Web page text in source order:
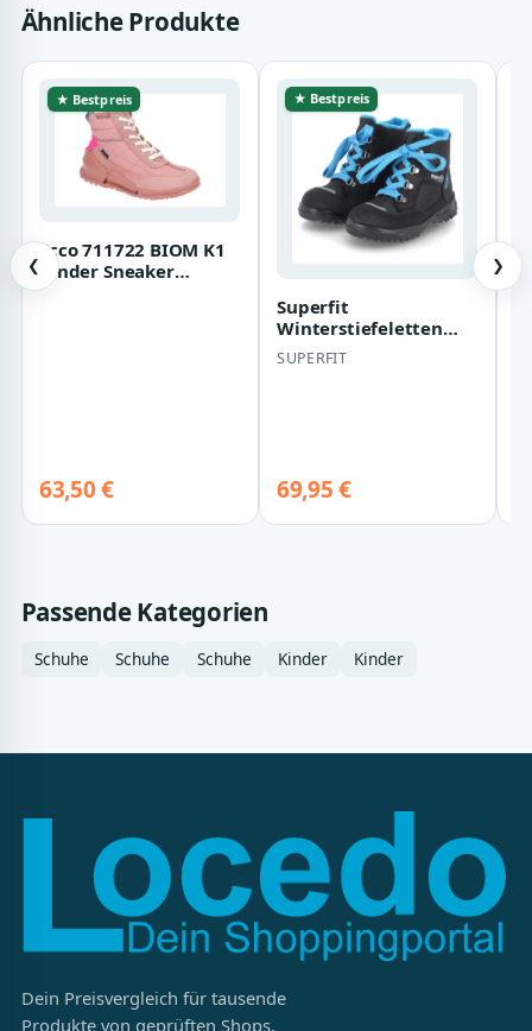
Ähnliche Produkte
❮
★ Bestpreis
Ecco 711722 BIOM K1
Kinder Sneaker
Damen Rose Damask
63,50 €
★ Bestpreis
Superfit
Winterstiefeletten
HUSKY1 - Gr. 20 -
Schwarz - Textil &
SUPERFIT
69,95 €
❯
Passende Kategorien
Schuhe Schuhe Schuhe Kinder Kinder
Dein Preisvergleich für tausende
Produkte von geprüften Shops.